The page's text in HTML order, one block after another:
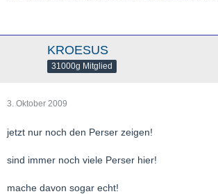
KROESUS
31000g Mitglied
3. Oktober 2009
jetzt nur noch den Perser zeigen!
sind immer noch viele Perser hier!
mache davon sogar echt!